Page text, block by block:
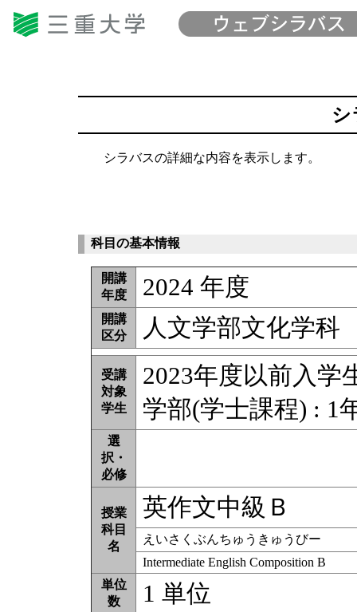
シ
シラバスの詳細な内容を表示します。
科目の基本情報
開講
年度
2024 年度
開講
区分
人文学部文化学科
受講
対象
学生
2023年度以前入学
学部(学士課程) : 1
選
択・
必修
授業
科目
名
英作文中級Ｂ
えいさくぶんちゅうきゅうびー
Intermediate English Composition B
単位
数
1 単位